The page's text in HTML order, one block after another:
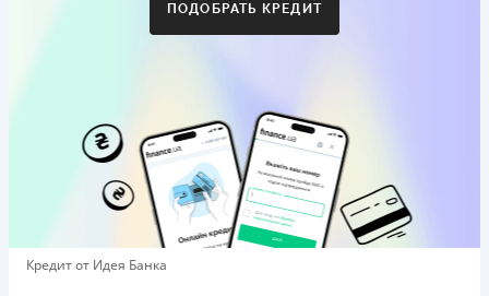
друг регистрируется и получает первый кредит (от
Бронзовый призер FinAwards 2026 «Лучшая программа
лояльности»
Первый займ
от 0,01%/день до 30 000 ₴
Повторный займ
ПОДОБРАТЬ КРЕДИТ
Кредит от Идея Банка